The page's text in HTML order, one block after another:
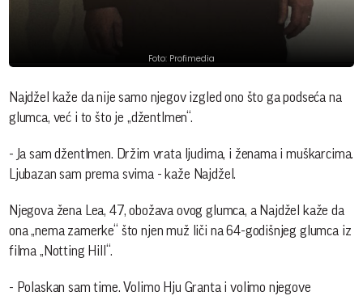
Foto: Profimedia
Najdžel kaže da nije samo njegov izgled ono što ga podseća na
glumca, već i to što je „džentlmen“.
- Ja sam džentlmen. Držim vrata ljudima, i ženama i muškarcima.
Ljubazan sam prema svima - kaže Najdžel.
Njegova žena Lea, 47, obožava ovog glumca, a Najdžel kaže da
ona „nema zamerke“ što njen muž liči na 64-godišnjeg glumca iz
filma „Notting Hill“.
- Polaskan sam time. Volimo Hju Granta i volimo njegove